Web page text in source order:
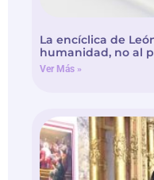
La encíclica de
humanidad, no al
Ver Más »